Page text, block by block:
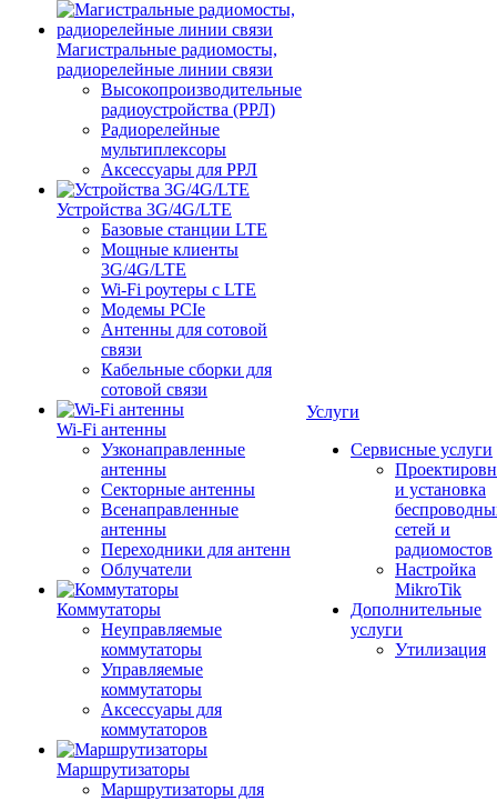
Магистральные радиомосты,
радиорелейные линии связи
Высокопроизводительные
радиоустройства (РРЛ)
Радиорелейные
мультиплексоры
Аксессуары для РРЛ
Устройства 3G/4G/LTE
Базовые станции LTE
Мощные клиенты
3G/4G/LTE
Wi-Fi роутеры с LTE
Модемы PCIe
Антенны для сотовой
связи
Кабельные сборки для
сотовой связи
Wi-Fi антенны
Узконаправленные
антенны
Секторные антенны
Всенаправленные
антенны
Переходники для антенн
Облучатели
Коммутаторы
Неуправляемые
коммутаторы
Управляемые
коммутаторы
Аксессуары для
коммутаторов
Маршрутизаторы
Маршрутизаторы для
Услуги
Сервисные услуги
и установка
сетей и
радиомостов
Настройка
MikroTik
Дополнительные
услуги
Утилизация